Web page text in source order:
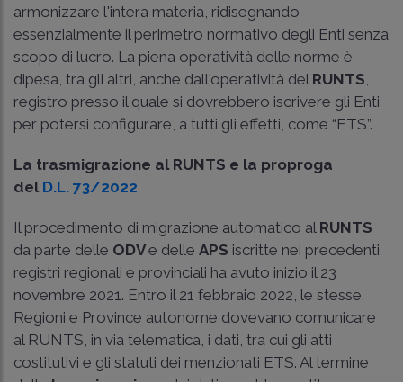
armonizzare l'intera materia, ridisegnando
essenzialmente il perimetro normativo degli Enti senza
scopo di lucro. La piena operatività delle norme è
dipesa, tra gli altri, anche dall'operatività del RUNTS,
registro presso il quale si dovrebbero iscrivere gli Enti
per potersi configurare, a tutti gli effetti, come “ETS”.
La trasmigrazione al RUNTS e la proproga
del D.L. 73/2022
Il procedimento di migrazione automatico al RUNTS
da parte delle ODVe delle APS iscritte nei precedenti
registri regionali e provinciali ha avuto inizio il 23
novembre 2021. Entro il 21 febbraio 2022, le stesse
Regioni e Province autonome dovevano comunicare
al RUNTS, in via telematica, i dati, tra cui gli atti
costitutivi e gli statuti dei menzionati ETS. Al termine